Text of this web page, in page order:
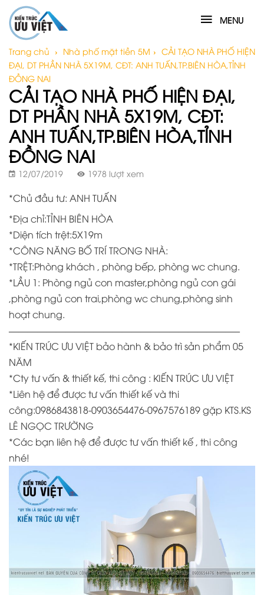
MENU
Trang chủ › Nhà phố mặt tiền 5M › CẢI TẠO NHÀ PHỐ HIỆN
ĐẠI, DT PHẦN NHÀ 5X19M, CĐT: ANH TUẤN,TP.BIÊN HÒA,TỈNH
ĐỒNG NAI
CẢI TẠO NHÀ PHỐ HIỆN ĐẠI,
DT PHẦN NHÀ 5X19M, CĐT:
ANH TUẤN,TP.BIÊN HÒA,TỈNH
ĐỒNG NAI
12/07/2019 1978 lượt xem
*Chủ đầu tư: ANH TUẤN
*Địa chỉ:TỈNH BIÊN HÒA
*Diện tích trệt:5X19m
*CÔNG NĂNG BỐ TRÍ TRONG NHÀ:
*TRỆT:Phòng khách , phòng bếp, phòng wc chung.
*LẦU 1: Phòng ngủ con master,phòng ngủ con gái
,phòng ngủ con trai,phòng wc chung,phòng sinh
hoạt chung.
————————————————————————–
*KIẾN TRÚC ƯU VIỆT bảo hành & bảo trì sản phẩm 05
NĂM
*Cty tư vấn & thiết kế, thi công : KIẾN TRÚC ƯU VIỆT
*Liên hệ để được tư vấn thiết kế và thi
công:0986843818-0903654476-0967576189 gặp KTS.KS
LÊ NGỌC TRƯỜNG
*Các bạn liên hệ để được tư vấn thiết kế , thi công
nhé!